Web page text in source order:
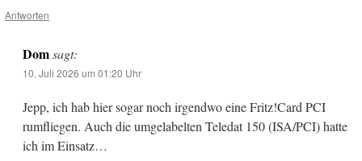
Antworten
Dom sagt:
10. Juli 2026 um 01:20 Uhr
Jepp, ich hab hier sogar noch irgendwo eine Fritz!Card PCI
rumfliegen. Auch die umgelabelten Teledat 150 (ISA/PCI) hatte
ich im Einsatz…